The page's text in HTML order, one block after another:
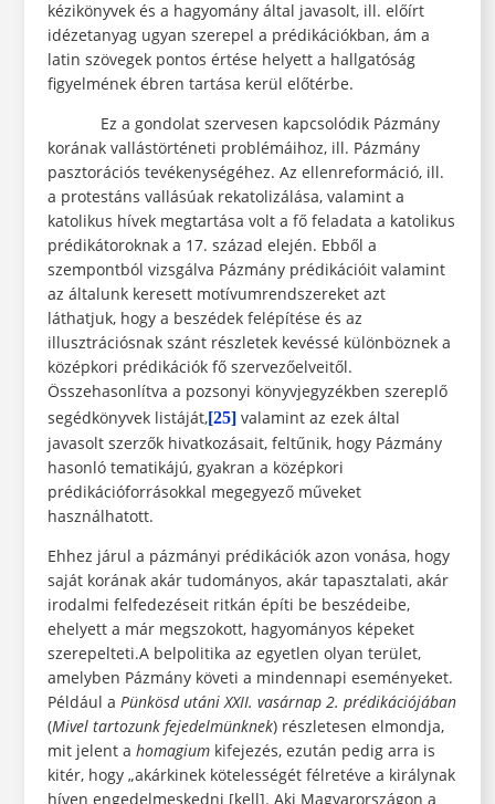
kézikönyvek és a hagyomány által javasolt, ill. előírt
idézetanyag ugyan szerepel a prédikációkban, ám a
latin szövegek pontos értése helyett a hallgatóság
figyelmének ébren tartása kerül előtérbe.
Ez a gondolat szervesen kapcsolódik Pázmány
korának vallástörténeti problémáihoz, ill. Pázmány
pasztorációs tevékenységéhez. Az ellenreformáció, ill.
a protestáns vallásúak rekatolizálása, valamint a
katolikus hívek megtartása volt a fő feladata a katolikus
prédikátoroknak a 17. század elején. Ebből a
szempontból vizsgálva Pázmány prédikációit valamint
az általunk keresett motívumrendszereket azt
láthatjuk, hogy a beszédek felépítése és az
illusztrációsnak szánt részletek kevéssé különböznek a
középkori prédikációk fő szervezőelveitől.
Összehasonlítva a pozsonyi könyvjegyzékben szereplő
segédkönyvek listáját,[25]valamint az ezek által
javasolt szerzők hivatkozásait, feltűnik, hogy Pázmány
hasonló tematikájú, gyakran a középkori
prédikációforrásokkal megegyező műveket
használhatott.
Ehhez járul a pázmányi prédikációk azon vonása, hogy
saját korának akár tudományos, akár tapasztalati, akár
irodalmi felfedezéseit ritkán építi be beszédeibe,
ehelyett a már megszokott, hagyományos képeket
szerepelteti.A belpolitika az egyetlen olyan terület,
amelyben Pázmány követi a mindennapi eseményeket.
Például a Pünkösd utáni XXII. vasárnap 2. prédikációjában
(Mivel tartozunk fejedelmünknek) részletesen elmondja,
mit jelent a homagium kifejezés, ezután pedig arra is
kitér, hogy „akárkinek kötelességét félretéve a királynak
híven engedelmeskedni [kell]. Aki Magyarországon a